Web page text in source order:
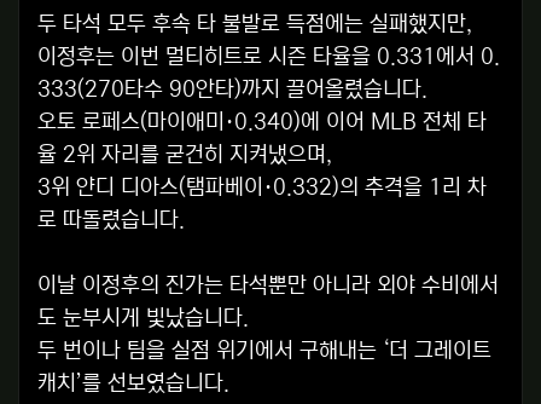
두 타석 모두 후속 타 불발로 득점에는 실패했지만,
이정후는 이번 멀티히트로 시즌 타율을 0.331에서 0.
333(270타수 90안타)까지 끌어올렸습니다.
오토 로페스(마이애미·0.340)에 이어 MLB 전체 타
율 2위 자리를 굳건히 지켜냈으며,
3위 얀디 디아스(탬파베이·0.332)의 추격을 1리 차
로 따돌렸습니다.
이날 이정후의 진가는 타석뿐만 아니라 외야 수비에서
도 눈부시게 빛났습니다.
두 번이나 팀을 실점 위기에서 구해내는 ‘더 그레이트
캐치’를 선보였습니다.